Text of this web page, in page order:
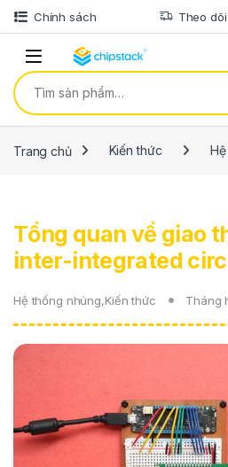
Bỏ qua để điều hướng
Bỏ qua nội dung
Chính sách Theo
Tìm kiếm:
Trang chủ Kiến thức
Tổng quan về giao
inter-integrated
Hệ thống nhúng,Kiến thức Tháng